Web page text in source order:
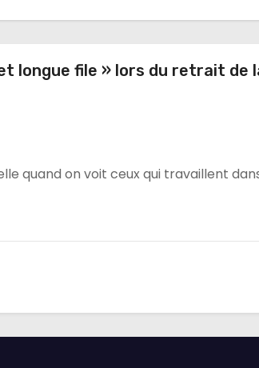
longue file » lors du retrait de
quand on voit ceux qui travaillent